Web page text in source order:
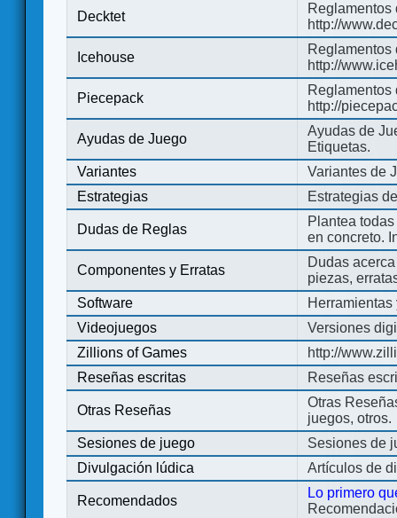
Decktet
Reglamentos
http://
Icehouse
Reglamentos
http://
Piecepack
Reglamentos
http://
Ayudas de Juego
Ayudas de
Etiquetas.
Variantes
Variantes de
Estrategias
Estrategias
Dudas de Reglas
Plantea
en concreto.
Componentes y Erratas
Dudas
piezas,
Software
Videojuegos
Versiones
Zillions of Games
http://
Reseñas escritas
Reseñas
Otras Reseñas
Otras
juegos, otros.
Sesiones de juego
Sesiones de
Divulgación lúdica
Artículos de
Recomendados
Lo primero